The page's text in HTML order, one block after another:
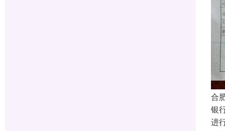
合
银
进